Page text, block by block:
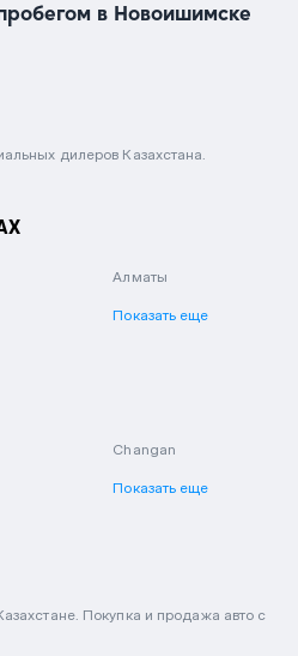
в Новоишимске
дилеров Казахстана.
Алматы
Показать еще
Changan
Показать еще
Покупка и продажа авто с